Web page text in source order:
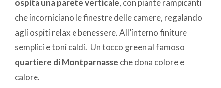
ospita una parete verticale, con piante rampicanti
che incorniciano le finestre delle camere, regalando
agli ospiti relax e benessere. All’interno finiture
semplici e toni caldi. Un tocco green al famoso
quartiere di Montparnasse che dona colore e
calore.